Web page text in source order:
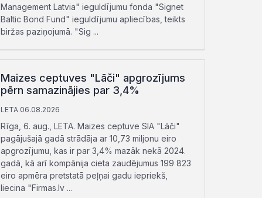
Management Latvia" ieguldījumu fonda "Signet
Baltic Bond Fund" ieguldījumu apliecības, teikts
biržas paziņojumā. "Sig ...
Maizes ceptuves "Lāči" apgrozījums
pērn samazinājies par 3,4%
LETA 06.08.2026
Rīga, 6. aug., LETA. Maizes ceptuve SIA "Lāči"
pagājušajā gadā strādāja ar 10,73 miljonu eiro
apgrozījumu, kas ir par 3,4% mazāk nekā 2024.
gadā, kā arī kompānija cieta zaudējumus 199 823
eiro apmēra pretstatā peļņai gadu iepriekš,
liecina "Firmas.lv ...